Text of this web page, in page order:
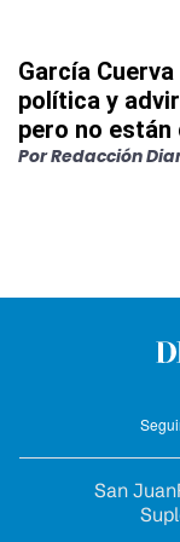
García
política y
pero no están
PorRedacción
San Juan